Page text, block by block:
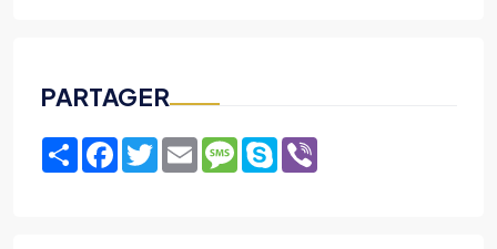
PARTAGER
ShareFacebook
TwitterEmailMessage
Skype